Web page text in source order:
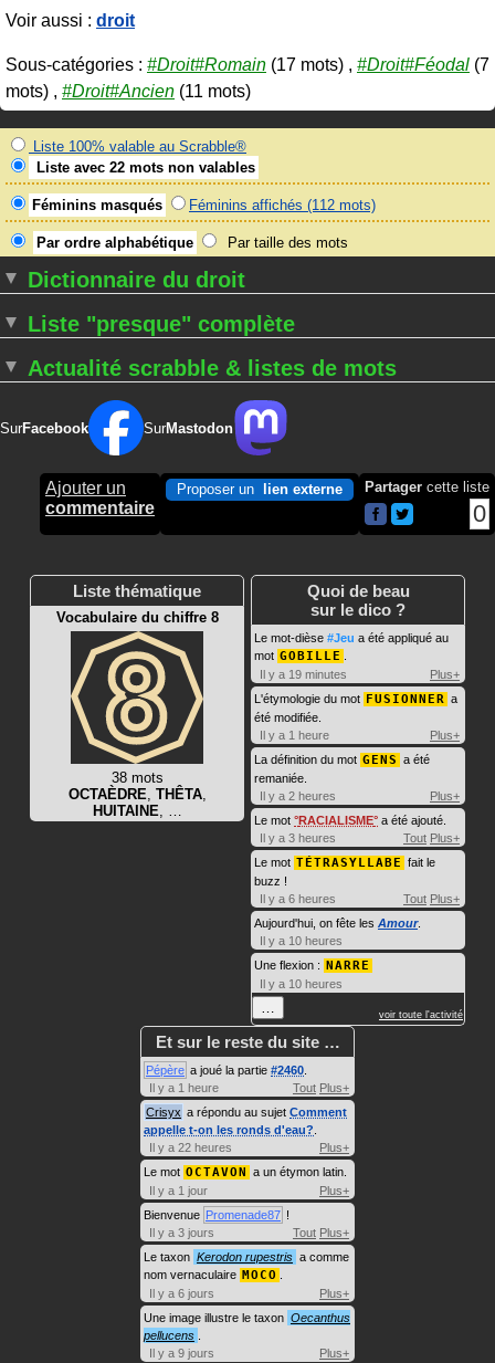
Voir aussi : droit
Sous-catégories : #Droit#Romain (17 mots) , #Droit#Féodal (7
mots) , #Droit#Ancien (11 mots)
Liste 100% valable au Scrabble®
Liste avec 22 mots non valables
Féminins masqués Féminins affichés (112 mots)
Par ordre alphabétique Par taille des mots
Dictionnaire du droit
Liste "presque" complète
Actualité scrabble & listes de mots
SurFacebook SurMastodon
Ajouter un
commentaire
Proposer un lien externe Partager cette liste
0
Liste thématique
Vocabulaire du chiffre 8
38 mots
OCTAÈDRE, THÊTA,
HUITAINE, …
Quoi de beau
sur le dico ?
Le mot-dièse #Jeu a été appliqué au
mot GOBILLE
Il y a 19 minutes
Plus+
L'étymologie du mot FUSIONNER a
été modifiée.
Il y a 1 heure
Plus+
La définition du mot GENS a été
remaniée.
Il y a 2 heures
Plus+
Le mot
RACIALISME a été ajouté.
Il y a 3 heures
Tout Plus+
Le mot TÉTRASYLLABE fait le
buzz !
Il y a 6 heures
Tout Plus+
Aujourd'hui, on fête les Amour.
Il y a 10 heures
Une flexion :
NARRE
Il y a 10 heures
… voir toute l'activité
Et sur le reste du site …
Pépère a joué la partie #2460
Il y a 1 heure
Tout Plus+
Crisyx a répondu au sujet Comment
appelle t-on les ronds d'eau?
Il y a 22 heures
Plus+
Le mot OCTAVON
a un étymon latin.
Il y a 1 jour
Plus+
Bienvenue Promenade87 !
Il y a 3 jours
Tout Plus+
Le taxon Kerodon rupestris a comme
nom vernaculaire MOCO
Il y a 6 jours
Plus+
Une image illustre le taxon Oecanthus
pellucens
Il y a 9 jours
Plus+